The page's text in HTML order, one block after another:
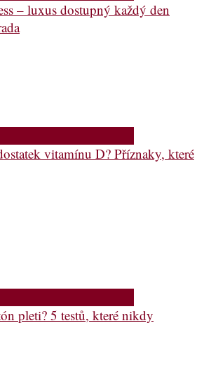
– luxus dostupný každý den
vitamínu D? Příznaky, které
pleti? 5 testů, které nikdy